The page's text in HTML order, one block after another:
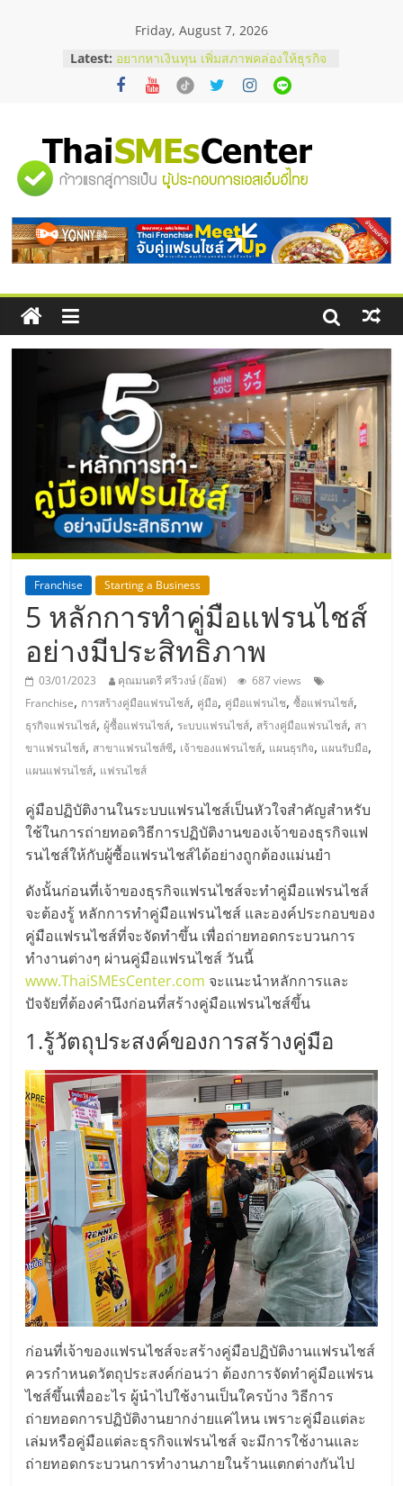
Friday, August 7, 2026
Latest: บริษัท Cybersecurity ในไทยที่ไหนดี?
วิธีเลือกผู้ให้บริการให้คุ้มค่าและตอบ
โจทย์ธุรกิจ
สัมมนาออนไลน์ โอกาสบริหารสถานี
บริการน้ำมัน Shell
สัมมนาลงทุน แฟรนไชส์ยอนนี่
ไชส์ ครั้งที่ 8
ร้านเครื่องเสียงคุณภาพสูง พร้อม
โซลูชันระบบภาพและเสียง
"ศูนย์
รวม
ข้อมูล
ธุรกิจ
SME
แห่ง
ประเทศไทย,
ThaiSMEsCenter,
รวม
ธุรกิจ
เอ
ส
เอ็
มอี
ไทย,
SMEs,
แฟ
รน
ไชส์,
ที่
ปรึกษา
แฟ
รน
ไชส์,
รวม
แฟ
รน
Franchise Starting a Business
5 หลักการทำคู่มือแฟรนไชส์
อย่างมีประสิทธิภาพ
03/01/2023 คุณมนตรี ศรีวงษ์ (อ๊อฟ)
687 views
Franchise, การสร้างคู่มือแฟรนไชส์, คู่มือ, คู่มือแฟรนไช,ซื้อแฟรนไชส์,
ธุรกิจแฟรนไชส์,ผู้ซื้อแฟรนไชส์, ระบบแฟรนไชส์, สร้างคู่มือแฟรนไชส์, สา
ขาแฟรนไชส์, สาขาแฟรนไชส์ซี, เจ้าของแฟรนไชส์, แผนธุรกิจ, แผนรับมือ,
แผนแฟรนไชส์, แฟรนไชส์
คู่มือปฏิบัติงานในระบบแฟรนไชส์เป็นหัวใจสำคัญสำหรับ
ใช้ในการถ่ายทอดวิธีการปฏิบัติงานของเจ้าของธุรกิจแฟ
รนไชส์ให้กับผู้ซื้อแฟรนไชส์ได้อย่างถูกต้องแม่นยำ
ดังนั้นก่อนที่เจ้าของธุรกิจแฟรนไชส์จะทำคู่มือแฟรนไชส์
จะต้องรู้ หลักการทำคู่มือแฟรนไชส์ และองค์ประกอบของ
คู่มือแฟรนไชส์ที่จะจัดทำขึ้น เพื่อถ่ายทอดกระบวนการ
ทำงานต่างๆ ผ่านคู่มือแฟรนไชส์ วันนี้
www.ThaiSMEsCenter.com จะแนะนำหลักการและ
ปัจจัยที่ต้องคำนึงก่อนที่สร้างคู่มือแฟรนไชส์ขึ้น
1.รู้วัตถุประสงค์ของการสร้างคู่มือ
ก่อนที่เจ้าของแฟรนไชส์จะสร้างคู่มือปฏิบัติงานแฟรนไชส์
ควรกำหนดวัตถุประสงค์ก่อนว่า ต้องการจัดทำคู่มือแฟรน
ไชส์ขึ้นเพื่ออะไร ผู้นำไปใช้งานเป็นใครบ้าง วิธีการ
ถ่ายทอดการปฏิบัติงานยากง่ายแค่ไหน เพราะคู่มือแต่ละ
เล่มหรือคู่มือแต่ละธุรกิจแฟรนไชส์ จะมีการใช้งานและ
ถ่ายทอดกระบวนการทำงานภายในร้านแตกต่างกันไป